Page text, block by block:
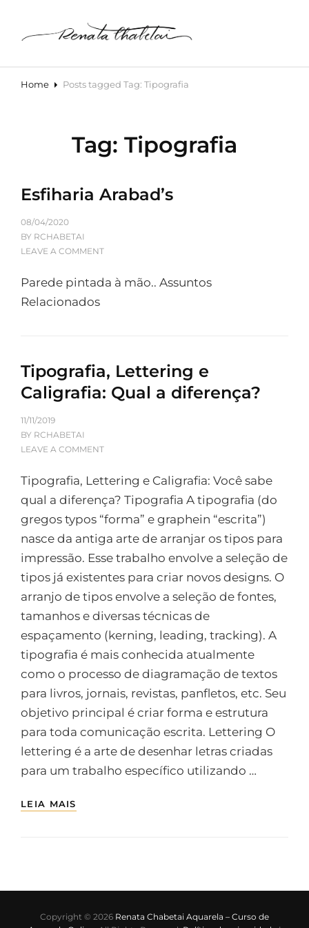
CURSO DE AQUARELA ONLINE
Home Posts tagged Tag: Tipografia
Tag: Tipografia
Esfiharia Arabad’s
08/04/2020
BY RCHABETAI
LEAVE A COMMENT
Parede pintada à mão.. Assuntos
Relacionados
Tipografia, Lettering e
Caligrafia: Qual a diferença?
11/11/2019
BY RCHABETAI
LEAVE A COMMENT
Tipografia, Lettering e Caligrafia: Você sabe
qual a diferença? Tipografia A tipografia (do
gregos typos “forma” e graphein “escrita”)
nasce da antiga arte de arranjar os tipos para
impressão. Esse trabalho envolve a seleção de
tipos já existentes para criar novos designs. O
arranjo de tipos envolve a seleção de fontes,
tamanhos e diversas técnicas de
espaçamento (kerning, leading, tracking). A
tipografia é mais conhecida atualmente
como o processo de diagramação de textos
para livros, jornais, revistas, panfletos, etc. Seu
objetivo principal é criar forma e estrutura
para toda comunicação escrita. Lettering O
lettering é a arte de desenhar letras criadas
para um trabalho específico utilizando …
LEIA MAIS
Copyright © 2026 Renata Chabetai Aquarela – Curso de